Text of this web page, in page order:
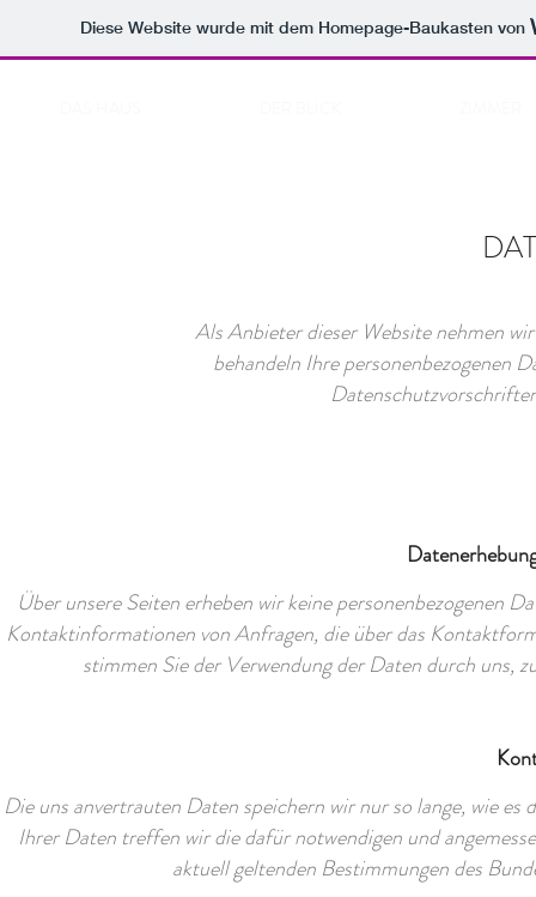
Diese Website wurde mit dem Homepage-Baukasten von
Als Anbieter dieser Website nehmen
behandeln Ihre personenbezogenen
Über unsere Seiten erheben wir keine personenbezogenen
Kontaktinformationen von Anfragen, die über das
stimmen Sie der Verwendung der Daten durch uns,
Die uns anvertrauten Daten speichern wir nur so lange, wie
Ihrer Daten treffen wir die dafür notwendigen und
aktuell geltenden Bestimmungen des